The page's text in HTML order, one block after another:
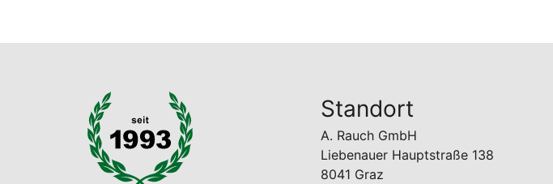
Standort
A. Rauch GmbH
Liebenauer Hauptstraße 138
8041 Graz